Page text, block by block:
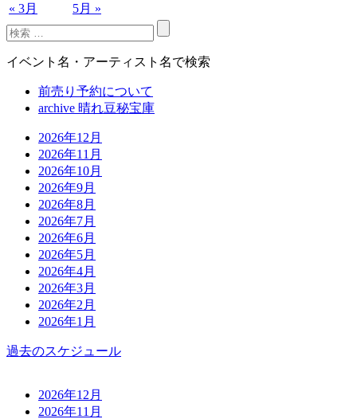
« 3月 5月 »
イベント名・アーティスト名で検索
前売り予約について
archive 晴れ豆秘宝庫
2026年12月
2026年11月
2026年10月
2026年9月
2026年8月
2026年7月
2026年6月
2026年5月
2026年4月
2026年3月
2026年2月
2026年1月
過去のスケジュール
2026年12月
2026年11月